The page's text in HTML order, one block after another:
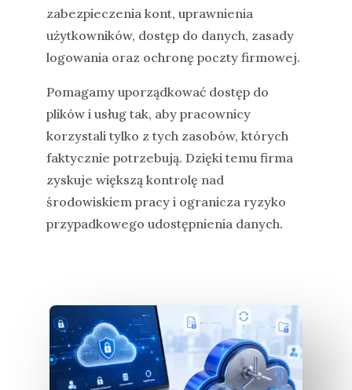
zabezpieczenia kont, uprawnienia
użytkowników, dostęp do danych, zasady
logowania oraz ochronę poczty firmowej.
Pomagamy uporządkować dostęp do
plików i usług tak, aby pracownicy
korzystali tylko z tych zasobów, których
faktycznie potrzebują. Dzięki temu firma
zyskuje większą kontrolę nad
środowiskiem pracy i ogranicza ryzyko
przypadkowego udostępnienia danych.